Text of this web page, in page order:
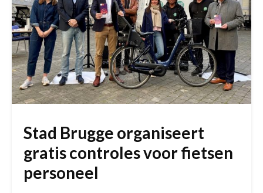
Stad Brugge organiseert
gratis controles voor fietsen
personeel